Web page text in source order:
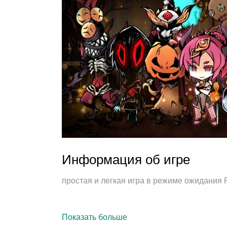
Информация об игре
простая и легкая игра в режиме ожидания
Показать больше